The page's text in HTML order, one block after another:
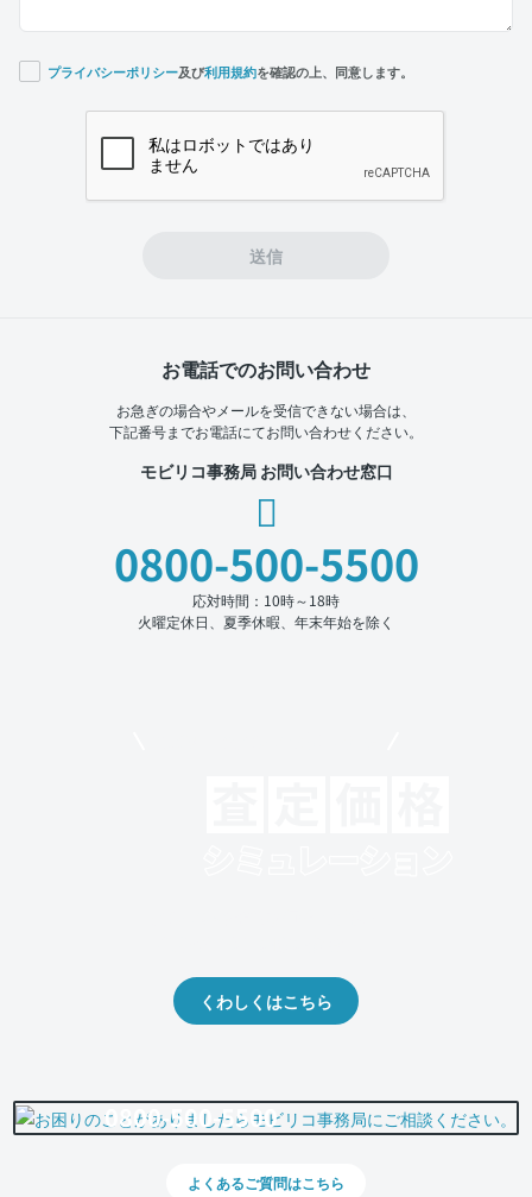
プライバシーポリシー及び利用規約を確認の上、同意します。
送信
お電話でのお問い合わせ
お急ぎの場合やメールを受信できない場合は、
下記番号までお電話にてお問い合わせください。
モビリコ事務局 お問い合わせ窓口
0800-500-5500
応対時間：10時～18時
火曜定休日、夏季休暇、年末年始を除く
くわしくはこちら
0800-500-5500
よくあるご質問はこちら